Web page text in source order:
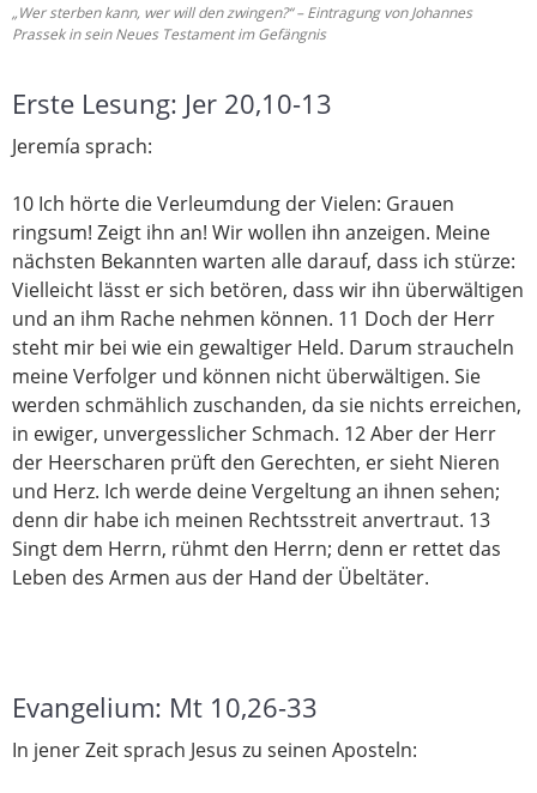
„Wer sterben kann, wer will den zwingen?“ – Eintragung von Johannes
Prassek in sein Neues Testament im Gefängnis
Erste Lesung: Jer 20,10-13
Jeremía sprach:
10 Ich hörte die Verleumdung der Vielen: Grauen
ringsum! Zeigt ihn an! Wir wollen ihn anzeigen. Meine
nächsten Bekannten warten alle darauf, dass ich stürze:
Vielleicht lässt er sich betören, dass wir ihn überwältigen
und an ihm Rache nehmen können. 11 Doch der Herr
steht mir bei wie ein gewaltiger Held. Darum straucheln
meine Verfolger und können nicht überwältigen. Sie
werden schmählich zuschanden, da sie nichts erreichen,
in ewiger, unvergesslicher Schmach. 12 Aber der Herr
der Heerscharen prüft den Gerechten, er sieht Nieren
und Herz. Ich werde deine Vergeltung an ihnen sehen;
denn dir habe ich meinen Rechtsstreit anvertraut. 13
Singt dem Herrn, rühmt den Herrn; denn er rettet das
Leben des Armen aus der Hand der Übeltäter.
Evangelium: Mt 10,26-33
In jener Zeit sprach Jesus zu seinen Aposteln: